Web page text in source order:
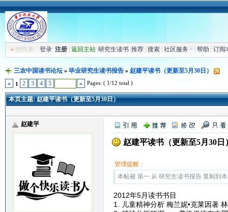
»您尚未 登录 注册| 返回主站| 研究生读书| 推荐| 搜索| 社区服务 帮助 订阅
三农中国读书论坛» 毕业研究生读书报告» 赵建平读书（更新至5月30日）
«
1 2 3 4 5 » Pages: ( 1/12 total )
本页主题:赵建平读书（更新至5月30日）
赵建平
赵建平读书（更新至5月30日
管理提醒：
本帖被 第一 从 研究生读书报告 复制到
2012年5月读书书目
1. 儿童精神分析 梅兰妮•克莱因著